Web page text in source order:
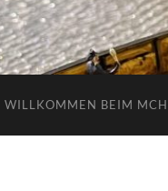
WILLKOMMEN BEIM